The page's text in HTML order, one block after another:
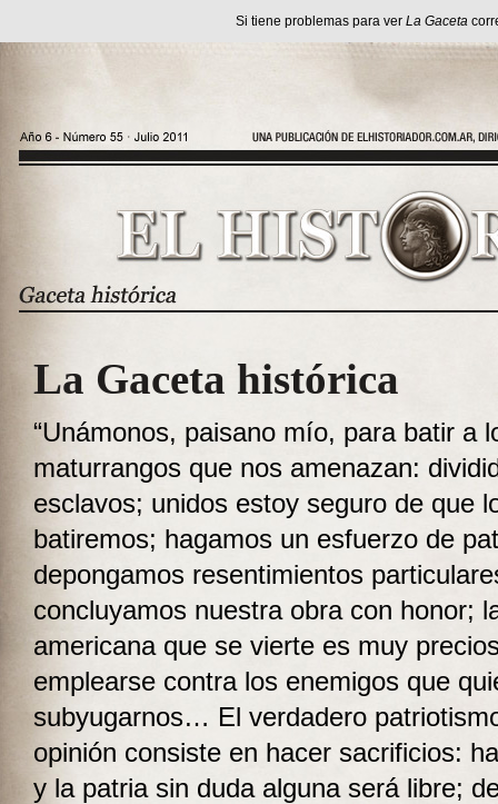
Si tiene problemas para ver La Gaceta
La Gaceta histórica
“Unámonos, paisano mío, para batir a
maturrangos que nos amenazan:
esclavos; unidos estoy seguro de que
batiremos; hagamos un esfuerzo de
depongamos resentimientos
concluyamos nuestra obra con honor;
americana que se vierte es muy
emplearse contra los enemigos que
subyugarnos… El verdadero
opinión consiste en hacer sacrificios:
y la patria sin duda alguna será libre;